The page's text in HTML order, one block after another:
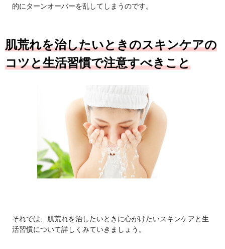
的にターンオーバーを乱してしまうのです。
肌荒れを治したいときのスキンケアの
コツと生活習慣で注意すべきこと
それでは、肌荒れを治したいときに心がけたいスキンケアと生
活習慣について詳しくみていきましょう。